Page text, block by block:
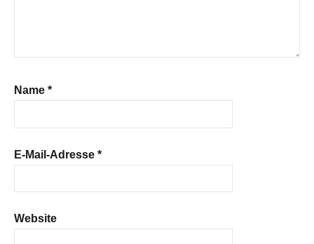
Name *
E-Mail-Adresse *
Website